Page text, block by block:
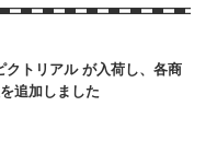
クトリアル が入荷し、各商
追加しました